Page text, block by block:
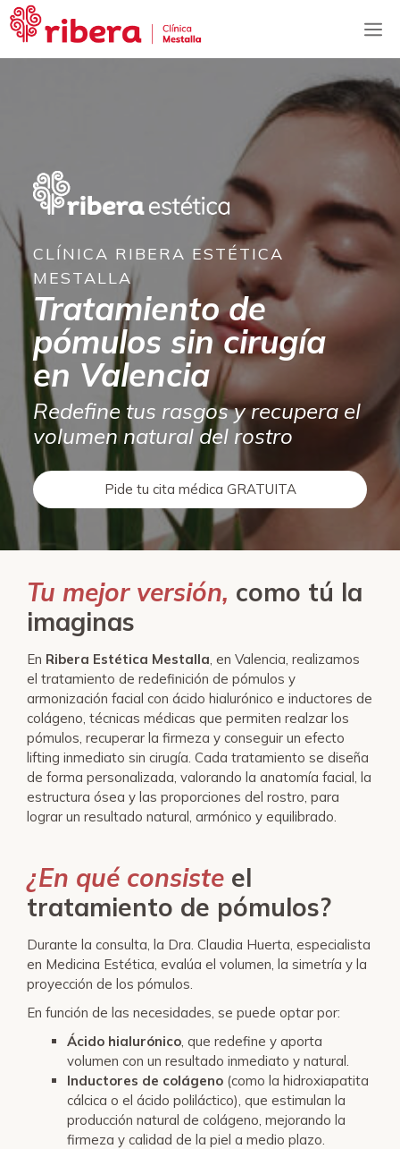
Saltar
contenido
CLÍNICA RIBERA ESTÉTICA
MESTALLA
Tratamiento de
pómulos sin cirugía
en Valencia
Redefine tus rasgos y recupera el
volumen natural del rostro
Pide tu cita médica GRATUITA
Tu mejor versión, como tú la
imaginas
En Ribera Estética Mestalla, en Valencia, realizamos
el tratamiento de redefinición de pómulos y
armonización facial con ácido hialurónico e inductores de
colágeno, técnicas médicas que permiten realzar los
pómulos, recuperar la firmeza y conseguir un efecto
lifting inmediato sin cirugía. Cada tratamiento se diseña
de forma personalizada, valorando la anatomía facial, la
estructura ósea y las proporciones del rostro, para
lograr un resultado natural, armónico y equilibrado.
¿En qué consiste el
tratamiento de pómulos?
Durante la consulta, la Dra. Claudia Huerta, especialista
en Medicina Estética, evalúa el volumen, la simetría y la
proyección de los pómulos.
En función de las necesidades, se puede optar por:
Ácido hialurónico, que redefine y aporta
volumen con un resultado inmediato y natural.
Inductores de colágeno (como la hidroxiapatita
cálcica o el ácido poliláctico), que estimulan la
producción natural de colágeno, mejorando la
firmeza y calidad de la piel a medio plazo.